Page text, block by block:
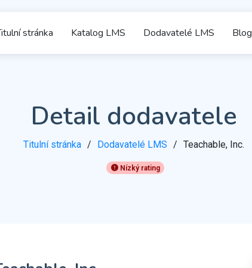
stránka Katalog LMS Dodavatelé LMS Blog
Detail dodavatele
Titulní stránka Dodavatelé LMS Teachable, Inc.
Nízký rating